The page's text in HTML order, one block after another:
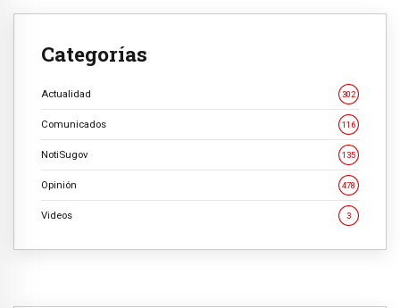
Categorías
Actualidad 302
Comunicados 116
NotiSugov 135
Opinión 478
Videos 3